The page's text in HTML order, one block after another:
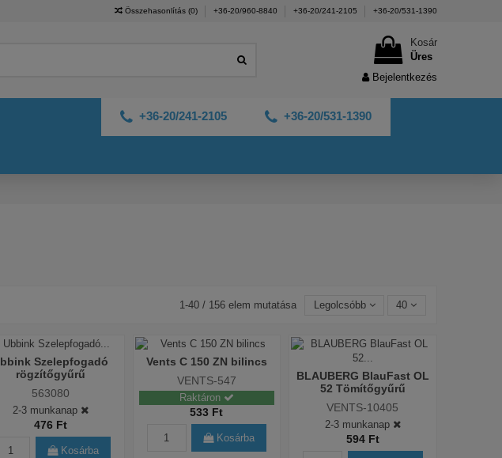
Összehasonlítás (0) +36-20/960-8840 +36-20/241-2105 +36-20/531-1390
Kosár
Üres
Bejelentkezés
+36-20/531-1390
+36-20/241-2105
1-40 / 156 elem mutatása Legolcsóbb 40
Szelepfogadó
rögzítőgyűrű
563080
2-3 munkanap
476 Ft
Kosárba
Vents C 150 ZN bilincs
VENTS-547
Raktáron
533 Ft
Kosárba
BLAUBERG BlauFast OL
52 Tömítőgyűrű
VENTS-10405
2-3 munkanap
594 Ft